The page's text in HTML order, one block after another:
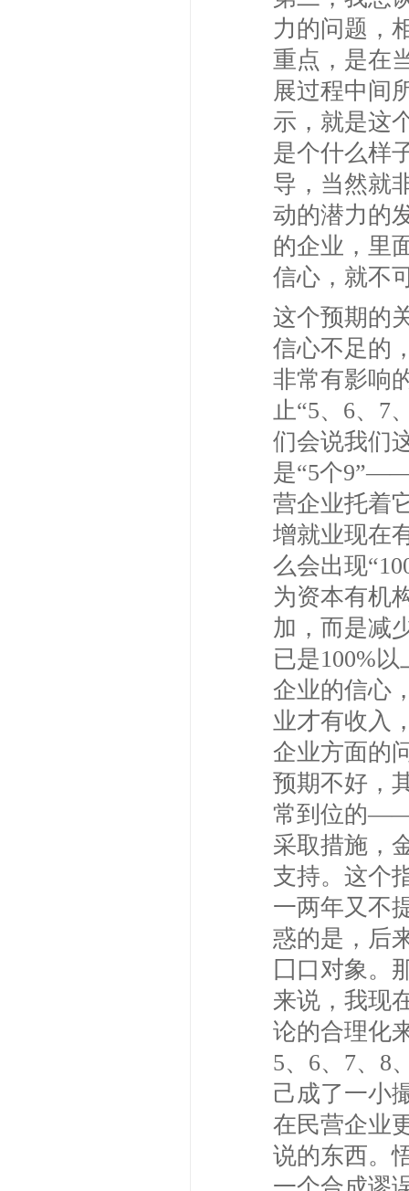
力的问题，
重点，是在
展过程中间
示，就是这
是个什么样
导，当然就
动的潜力的
的企业，里
信心，就不
这个预期的
信心不足的
非常有影响
止“5、6、7
们会说我们
是“5个
营企业托着
增就业现在
么会出现
为资本有机
加，而是减
已是100%
企业的信心
业才有收入
企业方面的
预期不好，
常到位的
采取措施，
支持。这个
一两年又不
惑的是，后
囗口对象。
来说，我现
论的合理化
5、6、7、8
己成了一小
在民营企业
说的东西。